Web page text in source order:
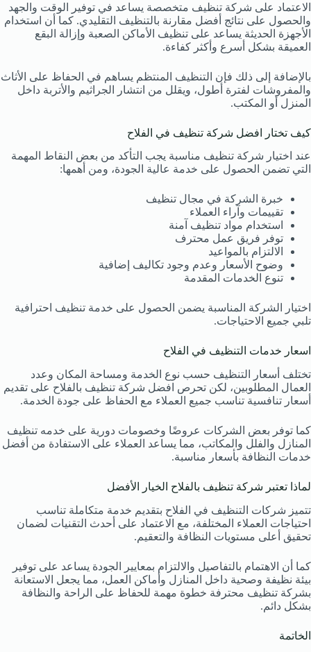
الاعتماد على شركة تنظيف متخصصة يساعد في توفير الوقت والجهد
والحصول على نتائج أفضل مقارنة بالتنظيف التقليدي. كما أن استخدام
الأجهزة الحديثة يساعد على تنظيف الأماكن الصعبة وإزالة البقع
العميقة بشكل أسرع وأكثر كفاءة.
بالإضافة إلى ذلك فإن التنظيف المنتظم يساهم في الحفاظ على الأثاث
والمفروشات لفترة أطول، ويقلل من انتشار الجراثيم والأتربة داخل
المنزل أو المكتب.
كيف تختار افضل شركة تنظيف في الفلاح
عند اختيار شركة تنظيف مناسبة يجب التأكد من بعض النقاط المهمة
التي تضمن الحصول على خدمة عالية الجودة، ومن أهمها:
خبرة الشركة في مجال تنظيف
تقييمات وآراء العملاء
استخدام مواد تنظيف آمنة
توفر فريق عمل محترف
الالتزام بالمواعيد
وضوح الأسعار وعدم وجود تكاليف إضافية
تنوع الخدمات المقدمة
اختيار الشركة المناسبة يضمن الحصول على خدمة تنظيف احترافية
تلبي جميع الاحتياجات.
اسعار خدمات التنظيف في الفلاح
تختلف أسعار التنظيف حسب نوع الخدمة ومساحة المكان وعدد
العمال المطلوبين، لكن تحرص افضل شركة تنظيف بالفلاح على تقديم
أسعار تنافسية تناسب جميع العملاء مع الحفاظ على جودة الخدمة.
كما توفر بعض الشركات عروضًا وخصومات دورية على خدمه تنظيف
المنازل والفلل والمكاتب، مما يساعد العملاء على الاستفادة من أفضل
خدمات النظافة بأسعار مناسبة.
لماذا تعتبر شركة تنظيف بالفلاح الخيار الأفضل
تتميز شركات التنظيف في الفلاح بتقديم خدمة متكاملة تناسب
احتياجات العملاء المختلفة، مع الاعتماد على أحدث التقنيات لضمان
تحقيق أعلى مستويات النظافة والتعقيم.
كما أن الاهتمام بالتفاصيل والالتزام بمعايير الجودة يساعد على توفير
بيئة نظيفة وصحية داخل المنازل وأماكن العمل، مما يجعل الاستعانة
بشركة تنظيف محترفة خطوة مهمة للحفاظ على الراحة والنظافة
بشكل دائم.
الخاتمة